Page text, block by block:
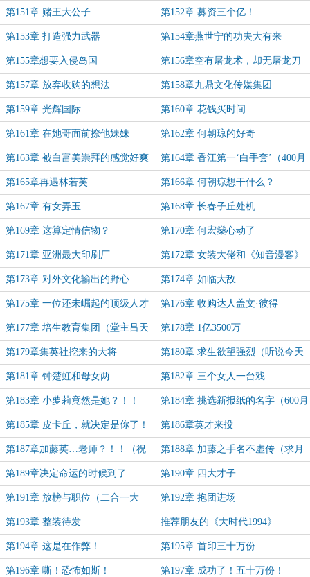
第151章 赌王大公子 第152章 募资三个亿！
第153章 打造强力武器 第154章燕世宁的功夫大有来
头？！
第155章想要入侵岛国 第156章空有屠龙术，却无屠龙刀
（星期一求票）
第157章 放弃收购的想法 第158章九鼎文化传媒集团
第159章 光辉国际 第160章 花钱买时间
第161章 在她哥面前撩他妹妹 第162章 何朝琼的好奇
第163章 被白富美崇拜的感觉好爽 第164章 香江第一‘白手套’（400月
票加更）
第165章再遇林若芙 第166章 何朝琼想干什么？
第167章 有女弄玉 第168章 长春子丘处机
第169章 这算定情信物？ 第170章 何宏燊心动了
第171章 亚洲最大印刷厂 第172章 女装大佬和《知音漫客》
第173章 对外文化输出的野心 第174章 如临大敌
第175章 一位还未崛起的顶级人才 第176章 收购达人盖文·彼得
第177章 培生教育集团（堂主吕天
虾冠名更新）
第178章 1亿3500万
第179章集英社挖来的大将 第180章 求生欲望强烈（听说今天
月票是双倍？）
第181章 钟楚虹和母女两 第182章 三个女人一台戏
第183章 小萝莉竟然是她？！！
（求订阅）
第184章 挑选新报纸的名字（600月
票加更）
第185章 皮卡丘，就决定是你了！ 第186章英才来投
第187章加藤英…老师？！！（祝
大家国庆快乐！）
第188章 加藤之手名不虚传（求月
票）
第189章决定命运的时候到了 第190章 四大才子
第191章 放榜与职位（二合一大
章）
第192章 抱团进场
第193章 整装待发 推荐朋友的《大时代1994》
第194章 这是在作弊！ 第195章 首印三十万份
第196章 嘶！恐怖如斯！ 第197章 成功了！五十万份！